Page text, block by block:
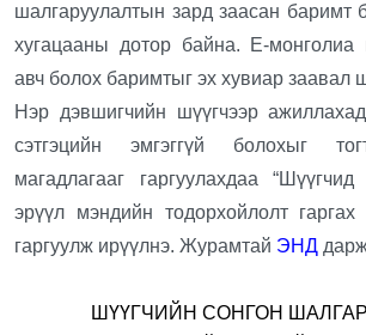
шалгаруулалтын зард заасан баримт
хугацааны дотор байна. Е-монголиа
авч болох баримтыг эх хувиар заавал
Нэр дэвшигчийн шүүгчээр
сэтгэцийн эмгэггүй болохыг
магадлагааг гаргуулахдаа
эрүүл мэндийн тодорхойлолт
гаргуулж ирүүлнэ. Журамтай ЭНД
ШҮҮГЧИЙН СОНГОН